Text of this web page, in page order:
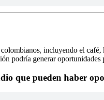
incluyendo el
podría generar
que pueden haber